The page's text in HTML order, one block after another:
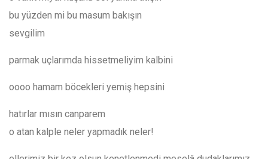
bu yüzden mi bu masum bakışın
sevgilim
parmak uçlarımda hissetmeliyim kalbini
oooo hamam böcekleri yemiş hepsini
hatırlar mısın canparem
o atan kalple neler yapmadık neler!